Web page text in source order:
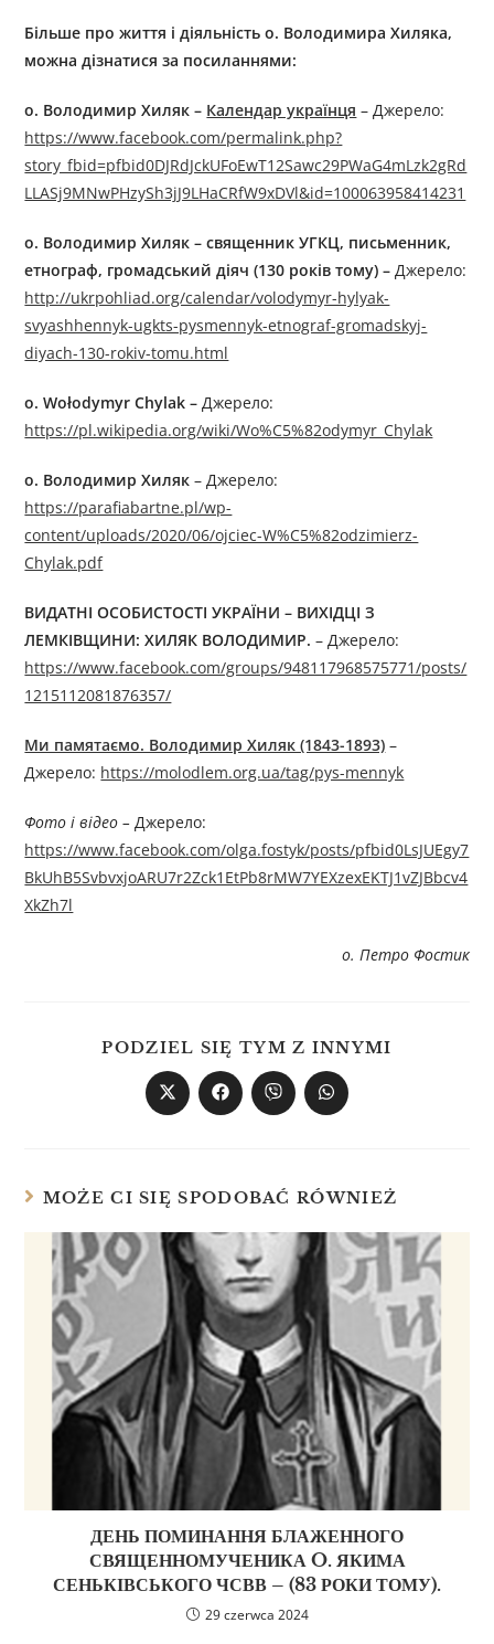
Більше про життя і діяльність о. Володимира Хиляка,
можна дізнатися за посиланнями:
о. Володимир Хиляк – Календар українця – Джерелo:
https://www.facebook.com/permalink.php?
story_fbid=pfbid0DJRdJckUFoEwT12Sawc29PWaG4mLzk2gRd
LLASj9MNwPHzySh3jJ9LHaCRfW9xDVl&id=100063958414231
о. Володимир Хиляк – священник УГКЦ, письменник,
етнограф, громадський діяч (130 років тому) –Джерелo:
http://ukrpohliad.org/calendar/volodymyr-hylyak-
svyashhennyk-ugkts-pysmennyk-etnograf-gromadskyj-
diyach-130-rokiv-tomu.html
о.Wołodymyr Chylak –Джерелo:
https://pl.wikipedia.org/wiki/Wo%C5%82odymyr_Chylak
о. Володимир Хиляк – Джерелo:
https://parafiabartne.pl/wp-
content/uploads/2020/06/ojciec-W%C5%82odzimierz-
Chylak.pdf
ВИДАТНІ ОСОБИСТОСТІ УКРАЇНИ – ВИХІДЦІ З
ЛЕМКІВЩИНИ: ХИЛЯК ВОЛОДИМИР. – Джерелo:
https://www.facebook.com/groups/948117968575771/posts/
1215112081876357/
Ми памятаємо. Володимир Хиляк (1843-1893) –
Джерелo: https://molodlem.org.ua/tag/pys-mennyk
Фото і відео –Джерелo:
https://www.facebook.com/olga.fostyk/posts/pfbid0LsJUEgy7
BkUhB5SvbvxjoARU7r2Zck1EtPb8rMW7YEXzexEKTJ1vZJBbcv4
XkZh7l
о. Петро Фостик
PODZIEL SIĘ TYM Z INNYMI
MOŻE CI SIĘ SPODOBAĆ RÓWNIEŻ
ДЕНЬ ПОМИНАННЯ БЛАЖЕННОГО
СВЯЩЕННОМУЧЕНИКА O. ЯКИМА
СЕНЬКІВСЬКОГО ЧСВВ – (83 РОКИ ТОМУ).
29 czerwca 2024